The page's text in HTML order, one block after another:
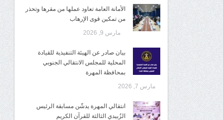
الأمانة العامة تعاود عملها من مقرها وتحذر
من تمكين قوى الإرهاب
مارس 9, 2026
بيان صادر عن الهيئة التنفيذية للقيادة
المحلية للمجلس الانتقالي الجنوبي
بمحافظة المهرة
مارس 7, 2026
انتقالي المهرة يدشّن مسابقة الرئيس
الزُبيدي الثالثة للقرآن الكريم